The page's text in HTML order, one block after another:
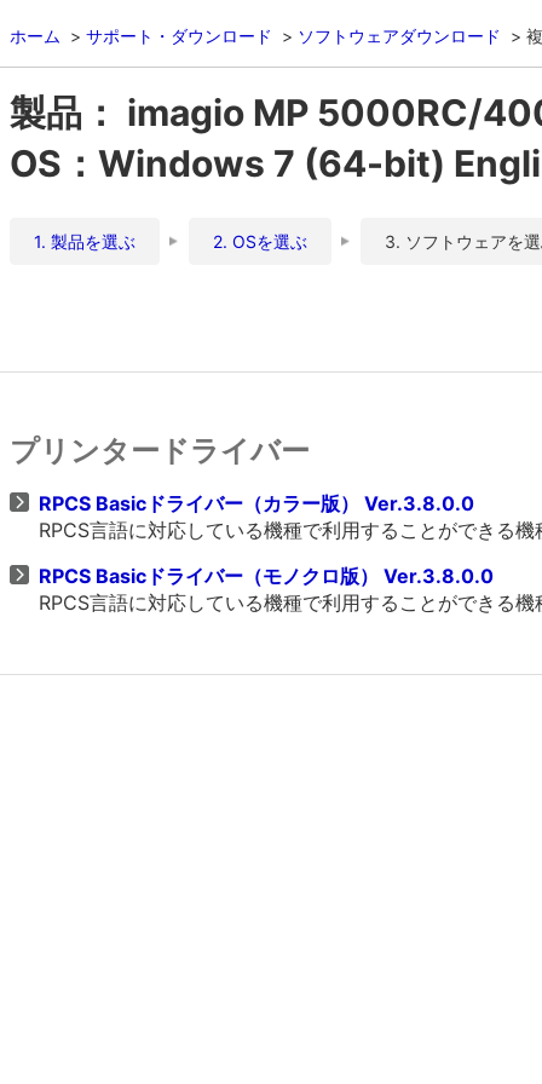
ホーム サポート・ダウンロード ソフトウェアダウンロード
製品： imagio MP 5000RC/
OS：Windows 7 (64-bit)
1. 製品を選ぶ 2. OSを選ぶ 3. ソフトウェアを
プリンタードライバー
RPCS Basicドライバー（カラー版） Ver.3.8.0.0
RPCS言語に対応している機種で利用することができる
RPCS Basicドライバー（モノクロ版） Ver.3.8.0.0
RPCS言語に対応している機種で利用することができる